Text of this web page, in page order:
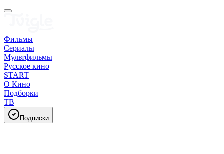
Фильмы
Сериалы
Мультфильмы
Русское кино
START
О Кино
Подборки
ТВ
Подписки